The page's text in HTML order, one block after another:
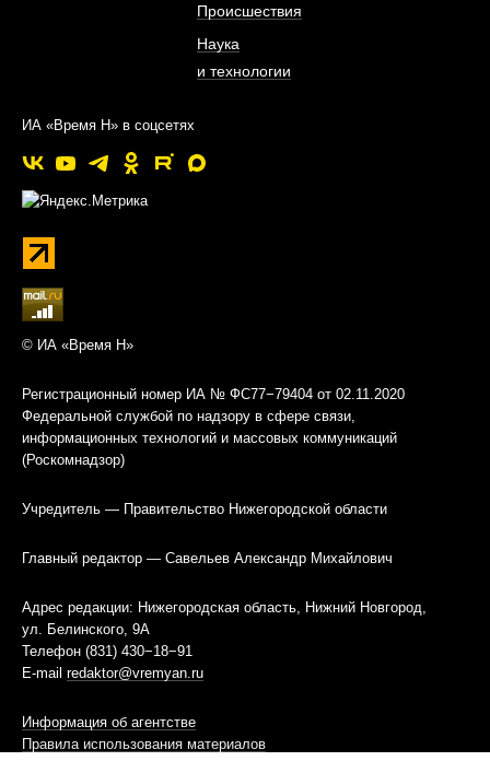
Происшествия
Наука
и технологии
ИА «Время Н» в соцсетях
© ИА «Время Н»
Регистрационный номер ИА № ФС77−79404 от 02.11.2020
Федеральной службой по надзору в сфере связи,
информационных технологий и массовых коммуникаций
(Роскомнадзор)
Учредитель — Правительство Нижегородской области
Главный редактор — Савельев Александр Михайлович
Адрес редакции: Нижегородская область, Нижний Новгород,
ул. Белинского, 9А
Телефон (831) 430−18−91
E-mail redaktor@vremyan.ru
Информация об агентстве
Правила использования материалов